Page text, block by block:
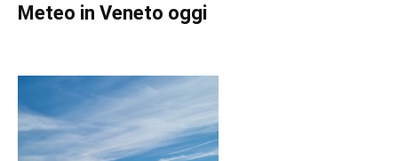
Meteo in Veneto oggi